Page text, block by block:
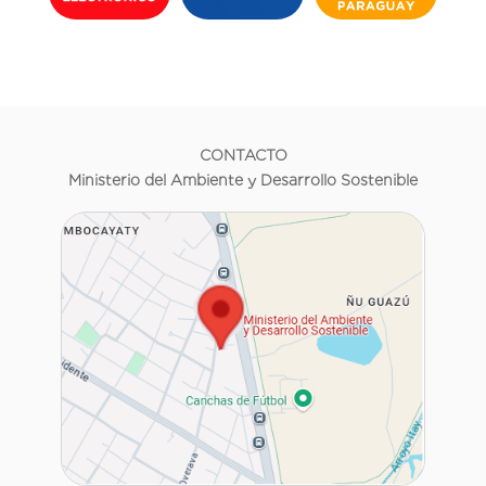
CONTACTO
Ministerio del Ambiente y Desarrollo Sostenible